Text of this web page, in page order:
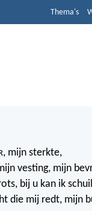
Thema's
, mijn sterkte,
vesting, mijn
bij u kan ik
die mij redt, mijn